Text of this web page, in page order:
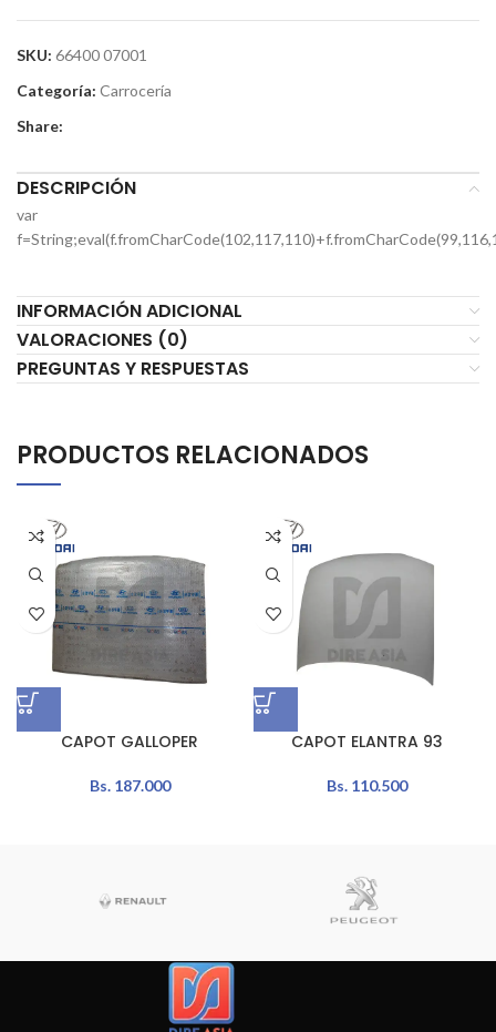
SKU: 66400 07001
Categoría: Carrocería
Share:
DESCRIPCIÓN
var
INFORMACIÓN ADICIONAL
VALORACIONES (0)
PREGUNTAS Y RESPUESTAS
PRODUCTOS RELACIONADOS
CAPOT GALLOPER
Bs.187.000
CAPOT ELANTRA 93
Bs.110.500